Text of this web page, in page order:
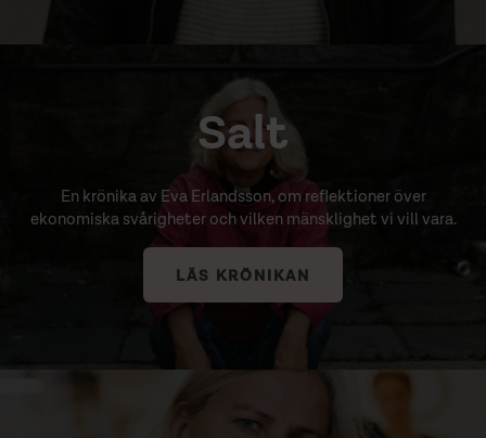
Salt
En krönika av Eva Erlandsson, om reflektioner över
ekonomiska svårigheter och vilken mänsklighet vi vill vara.
LÄS KRÖNIKAN